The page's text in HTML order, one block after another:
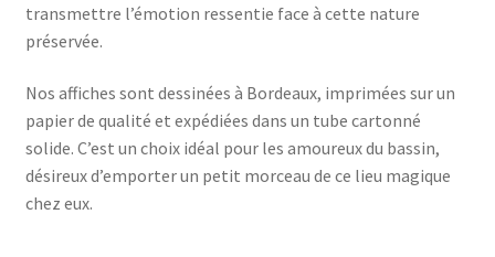
transmettre l’émotion ressentie face à cette nature
préservée.
Nos affiches sont dessinées à Bordeaux, imprimées sur un
papier de qualité et expédiées dans un tube cartonné
solide. C’est un choix idéal pour les amoureux du bassin,
désireux d’emporter un petit morceau de ce lieu magique
chez eux.